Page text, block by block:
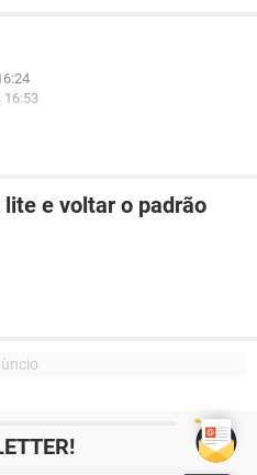
16:53
e voltar o padrão